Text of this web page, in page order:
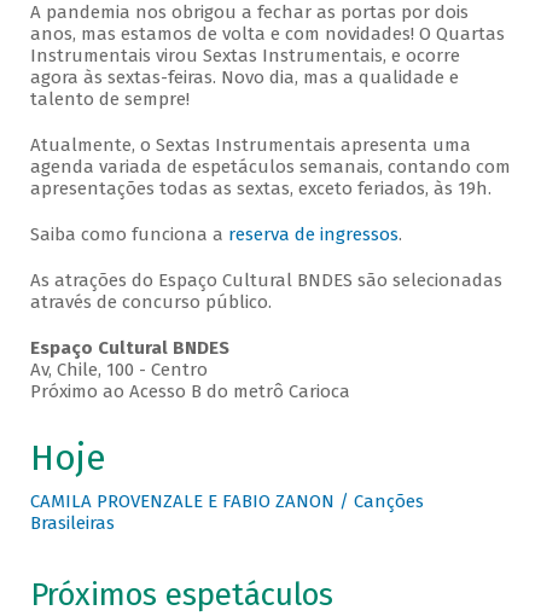
A pandemia nos obrigou a fechar as portas por dois
anos, mas estamos de volta e com novidades! O Quartas
Instrumentais virou Sextas Instrumentais, e ocorre
agora às sextas-feiras. Novo dia, mas a qualidade e
talento de sempre!
Atualmente, o Sextas Instrumentais apresenta uma
agenda variada de espetáculos semanais, contando com
apresentações todas as sextas, exceto feriados, às 19h.
Saiba como funciona a reserva de ingressos.
As atrações do Espaço Cultural BNDES são selecionadas
através de concurso público.
Espaço Cultural BNDES
Av, Chile, 100 - Centro
Próximo ao Acesso B do metrô Carioca
Hoje
CAMILA PROVENZALE E FABIO ZANON / Canções
Brasileiras
Próximos espetáculos